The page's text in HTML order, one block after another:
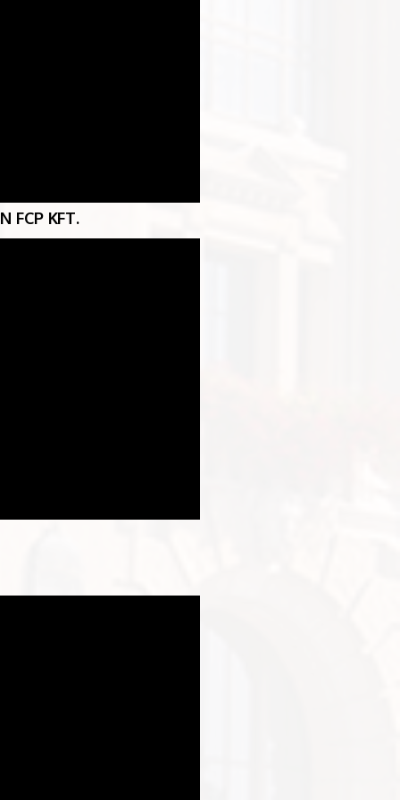
FCP KFT.